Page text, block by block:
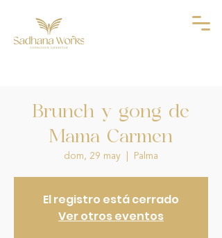
Brunch y gong de
Mama Carmen
dom, 29 may Palma
El registro está cerrado
Ver otros eventos